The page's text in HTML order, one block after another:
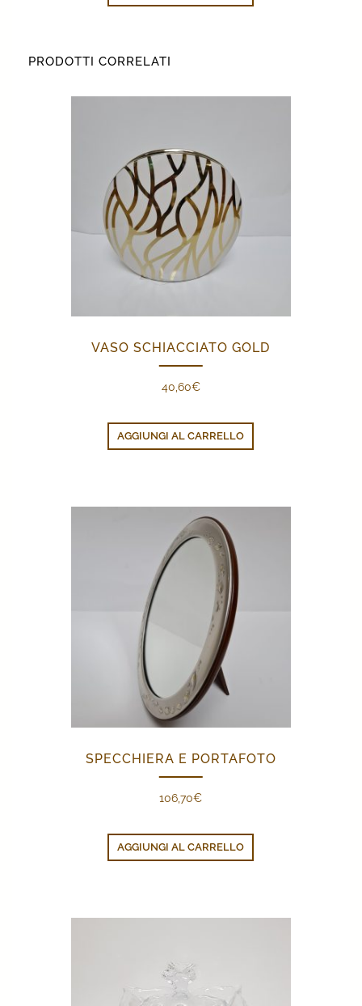
PRODOTTI CORRELATI
VASO SCHIACCIATO GOLD
40,60€
AGGIUNGI AL CARRELLO
SPECCHIERA E PORTAFOTO
106,70€
AGGIUNGI AL CARRELLO